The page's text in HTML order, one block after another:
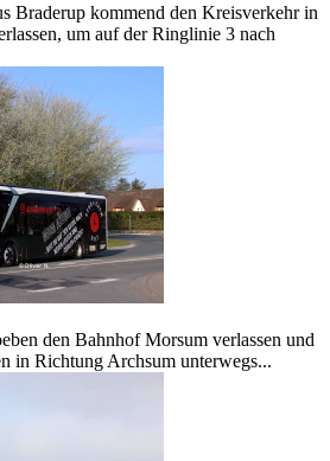
Braderup kommend den Kreisverkehr in
um auf der Ringlinie 3 nach
den Bahnhof Morsum verlassen und
in Richtung Archsum unterwegs...